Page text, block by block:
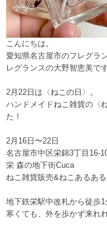
こんにちは。
愛知県名古屋市のフレグラ
レグランスの大野智恵美です
2月22日は〈ねこの日〉。
ハンドメイドねこ雑貨の〈
た！
2月16日〜22日
名古屋市中区栄錦3丁目16-
栄 森の地下街Cuca
ねこ雑貨販売&ねこあるあ
地下鉄栄駅中改札から徒歩1
寒くても、外を歩かず来れ